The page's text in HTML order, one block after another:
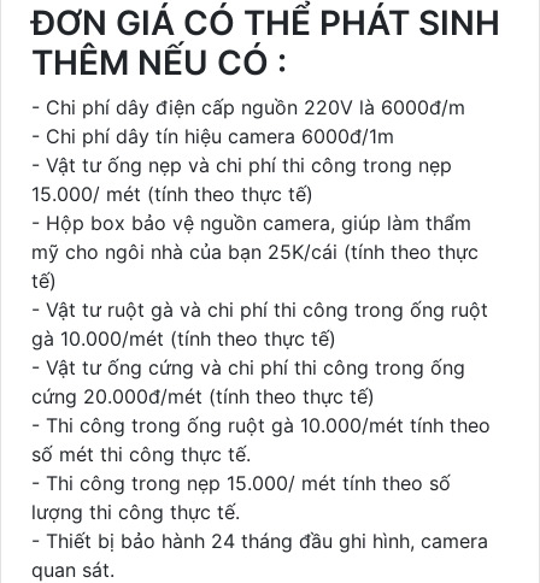
ĐƠN GIÁ CÓ THỂ PHÁT SINH
THÊM NẾU CÓ :
- Chi phí dây điện cấp nguồn 220V là 6000đ/m
- Chi phí dây tín hiệu camera 6000đ/1m
- Vật tư ống nẹp và chi phí thi công trong nẹp
15.000/ mét (tính theo thực tế)
- Hộp box bảo vệ nguồn camera, giúp làm thẩm
mỹ cho ngôi nhà của bạn 25K/cái (tính theo thực
tế)
- Vật tư ruột gà và chi phí thi công trong ống ruột
gà 10.000/mét (tính theo thực tế)
- Vật tư ống cứng và chi phí thi công trong ống
cứng 20.000đ/mét (tính theo thực tế)
- Thi công trong ống ruột gà 10.000/mét tính theo
số mét thi công thực tế.
- Thi công trong nẹp 15.000/ mét tính theo số
lượng thi công thực tế.
- Thiết bị bảo hành 24 tháng đầu ghi hình, camera
quan sát.